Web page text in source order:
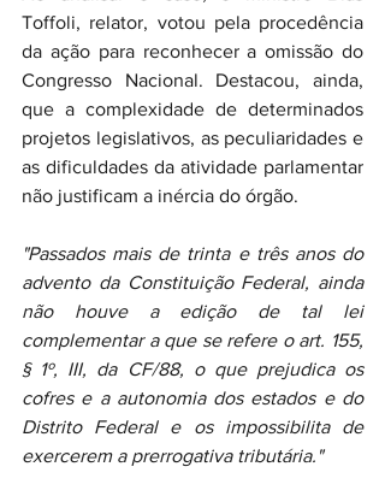
Toffoli, relator, votou pela procedência
da ação para reconhecer a omissão do
Congresso Nacional. Destacou, ainda,
que a complexidade de determinados
projetos legislativos, as peculiaridades e
as dificuldades da atividade parlamentar
não justificam a inércia do órgão.
"Passados mais de trinta e três anos do
advento da Constituição Federal, ainda
não houve a edição de tal lei
complementar a que se refere o art. 155,
§ 1º, III, da CF/88, o que prejudica os
cofres e a autonomia dos estados e do
Distrito Federal e os impossibilita de
exercerem a prerrogativa tributária."